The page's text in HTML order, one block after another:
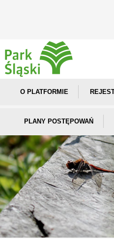
O PLATFORMIE
PLANY POSTĘPOWAŃ